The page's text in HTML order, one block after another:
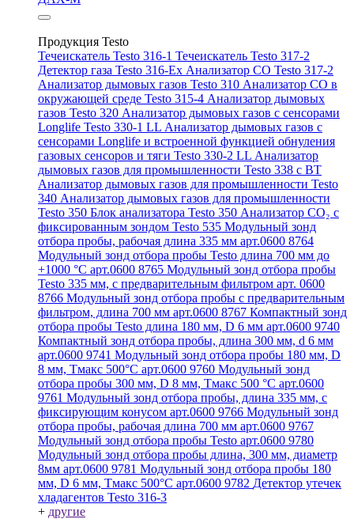
Продукция Testo
Течеискатель Testo 316-1 Течеискатель Testo 317-2
Детектор газа Testo 316-Ex Анализатор CO Testo 317-2
Анализатор дымовых газов Testo 310 Анализатор CO в
окружающей среде Testo 315-4 Анализатор дымовых
газов Testo 320 Анализатор дымовых газов с сенсорами
Longlife Testo 330-1 LL Анализатор дымовых газов с
сенсорами Longlife и встроенной функцией обнуления
газовых сенсоров и тяги Testo 330-2 LL Анализатор
дымовых газов для промышленности Testo 338 с BT
Анализатор дымовых газов для промышленности Testo
340 Анализатор дымовых газов для промышленности
Testo 350 Блок анализатора Testo 350 Анализатор СО₂ с
фиксированным зондом Testo 535 Модульный зонд
отбора пробы, рабочая длина 335 мм арт.0600 8764
Модульный зонд отбора пробы Testo длина 700 мм до
+1000 °С арт.0600 8765 Модульный зонд отбора пробы
Testo 335 мм, с предварительным фильтром арт. 0600
8766 Модульный зонд отбора пробы с предварительным
фильтром, длина 700 мм арт.0600 8767 Компактный зонд
отбора пробы Testo длина 180 мм, D 6 мм арт.0600 9740
Компактный зонд отбора пробы, длина 300 мм, d 6 мм
арт.0600 9741 Модульный зонд отбора пробы 180 мм, D
8 мм, Tмакс 500°С арт.0600 9760 Модульный зонд
отбора пробы 300 мм, D 8 мм, Tмакс 500 °C арт.0600
9761 Модульный зонд отбора пробы, длина 335 мм, с
фиксирующим конусом арт.0600 9766 Модульный зонд
отбора пробы, рабочая длина 700 мм арт.0600 9767
Модульный зонд отбора пробы Testo арт.0600 9780
Модульный зонд отбора пробы длина, 300 мм, диаметр
8мм арт.0600 9781 Модульный зонд отбора пробы 180
мм, D 6 мм, Tмакс 500°С арт.0600 9782 Детектор утечек
хладагентов Testo 316-3
+ другие